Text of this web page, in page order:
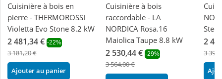
Cuisinière à bois en
pierre - THERMOROSSI
Violetta Evo Stone 8.2 kW
2 481,34 € -22%
3 181,20 €
Ajouter au panier
Cuisinière à bois
raccordable - LA
NORDICA Rosa.16
Maiolica Taupe 8.8 kW
2 530,44 € -29%
3 564,00 €
2
3